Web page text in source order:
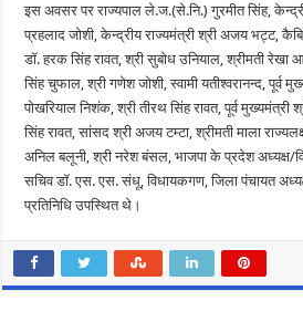
इस अवसर पर राज्यपाल ले.ज.(से.नि.) गुरमीत सिंह,
प्रहलाद जोशी, केन्द्रीय राज्यमंत्री श्री अजय भट्ट,
डॉ. हरक सिंह रावत, श्री सुबोध उनियाल, श्रीमती रेखा
सिंह चुफाल, श्री गणेश जोशी, स्वामी यतीश्वरानन्द, पूर्व
पोखरियाल निशंक, श्री तीरथ सिंह रावत, पूर्व मुख्यमंत्री
सिंह रावत, सांसद श्री अजय टम्टा, श्रीमती माला
अनिल बलूनी, श्री नरेश बंसल, भाजपा के प्रदेश अध्यक्ष/
सचिव डॉ. एस. एस. संधू, विधायकगण, जिला पंचायत
प्रतिनिधि उपस्थित थे।